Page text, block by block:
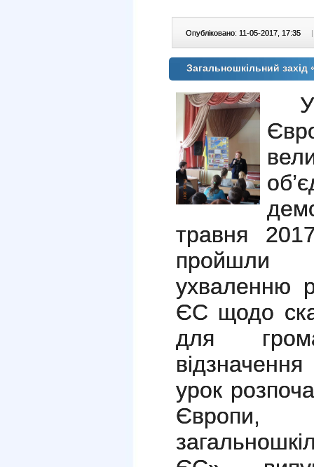
Опубліковано: 11-05-2017, 17:35 |
Загальношкільний
травня
пройшли
ухваленню
ЄС щодо
для
урок